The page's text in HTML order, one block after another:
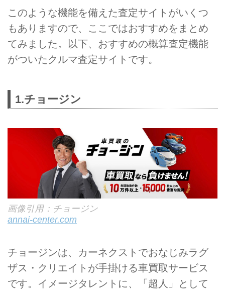
このような機能を備えた査定サイトがいくつ
もありますので、ここではおすすめをまとめ
てみました。以下、おすすめの概算査定機能
がついたクルマ査定サイトです。
1.チョージン
画像引用：チョージン
annai-center.com
チョージンは、カーネクストでおなじみラグ
ザス・クリエイトが手掛ける車買取サービス
です。イメージタレントに、「超人」として